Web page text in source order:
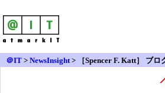
＠IT > NewsInsight> ［Spencer F. Katt］ ブ